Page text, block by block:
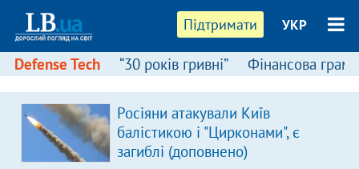
Підтримати УКР
Defense Tech “30 років гривні” Фінансова
Росіяни атакували Київ
балістикою і "Цирконами", є
загиблі (доповнено)